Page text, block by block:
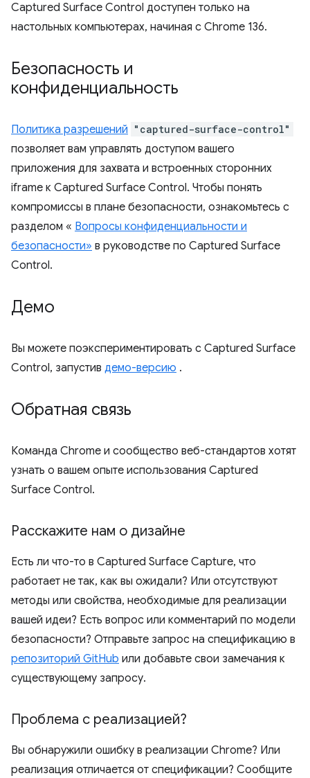
Captured Surface Control доступен только на
настольных компьютерах, начиная с Chrome 136.
Безопасность и
конфиденциальность
Политика разрешений "captured-surface-control"
позволяет вам управлять доступом вашего
приложения для захвата и встроенных сторонних
iframe к Captured Surface Control. Чтобы понять
компромиссы в плане безопасности, ознакомьтесь с
разделом « Вопросы конфиденциальности и
безопасности» в руководстве по Captured Surface
Control.
Демо
Вы можете поэкспериментировать с Captured Surface
Control, запустив демо-версию .
Обратная связь
Команда Chrome и сообщество веб-стандартов хотят
узнать о вашем опыте использования Captured
Surface Control.
Расскажите нам о дизайне
Есть ли что-то в Captured Surface Capture, что
работает не так, как вы ожидали? Или отсутствуют
методы или свойства, необходимые для реализации
вашей идеи? Есть вопрос или комментарий по модели
безопасности? Отправьте запрос на спецификацию в
репозиторий GitHub или добавьте свои замечания к
существующему запросу.
Проблема с реализацией?
Вы обнаружили ошибку в реализации Chrome? Или
реализация отличается от спецификации? Сообщите